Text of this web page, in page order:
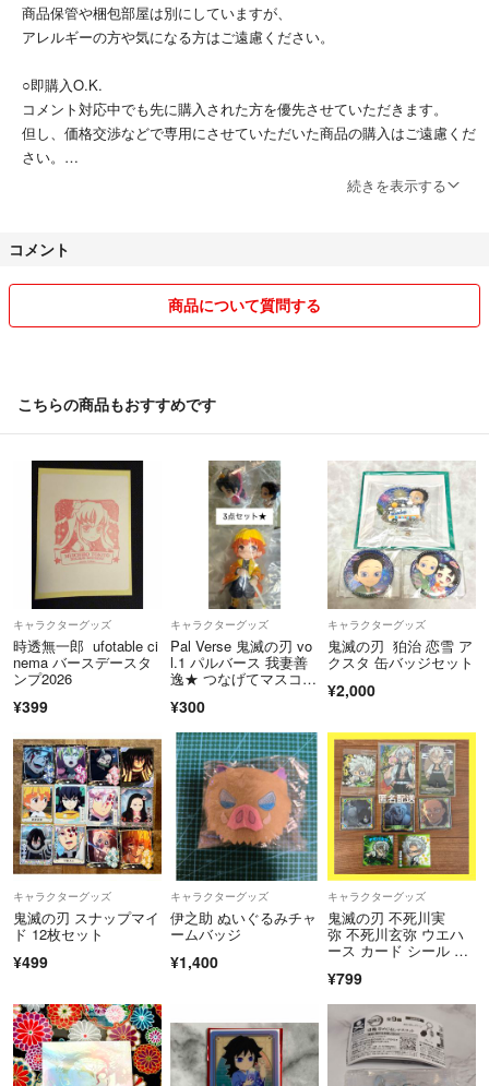
商品保管や梱包部屋は別にしていますが、
アレルギーの方や気になる方はご遠慮ください。
○即購入O.K.
コメント対応中でも先に購入された方を優先させていただきます。
但し、価格交渉などで専用にさせていただいた商品の購入はご遠慮くだ
さい。
続きを表示する
コメント
商品について質問する
こちらの商品もおすすめです
キャラクターグッズ
時透無一郎 ufotable ci
nema バースデースタ
ンプ2026
¥399
キャラクターグッズ
Pal Verse 鬼滅の刃 vo
l.1 パルバース 我妻善
逸★ つなげてマスコッ
ット
¥300
キャラクターグッズ
鬼滅の刃 狛治 恋雪 ア
クスタ 缶バッジセット
¥2,000
キャラクターグッズ
鬼滅の刃 スナップマイ
ド 12枚セット
¥499
キャラクターグッズ
伊之助 ぬいぐるみチャ
ームバッジ
¥1,400
キャラクターグッズ
鬼滅の刃 不死川実
弥 不死川玄弥 ウエハ
ース カード シール ク
¥799